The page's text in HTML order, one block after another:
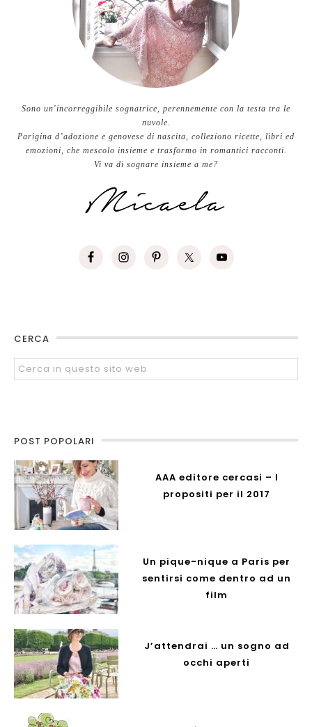
Sono un'incorreggibile sognatrice, perennemente con la testa tra le
nuvole.
Parigina d’adozione e genovese di nascita, colleziono ricette, libri ed
emozioni, che mescolo insieme e trasformo in romantici racconti.
Vi va di sognare insieme a me?
CERCA
POST POPOLARI
AAA editore cercasi – I
propositi per il 2017
Un pique-nique a Paris per
sentirsi come dentro ad un
film
J’attendrai … un sogno ad
occhi aperti